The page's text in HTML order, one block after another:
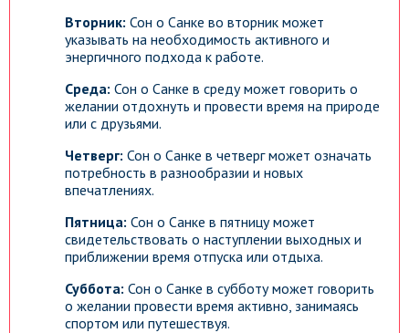
Вторник: Сон о Санке во вторник может
указывать на необходимость активного и
энергичного подхода к работе.
Среда: Сон о Санке в среду может говорить о
желании отдохнуть и провести время на природе
или с друзьями.
Четверг: Сон о Санке в четверг может означать
потребность в разнообразии и новых
впечатлениях.
Пятница: Сон о Санке в пятницу может
свидетельствовать о наступлении выходных и
приближении время отпуска или отдыха.
Суббота: Сон о Санке в субботу может говорить
о желании провести время активно, занимаясь
спортом или путешествуя.